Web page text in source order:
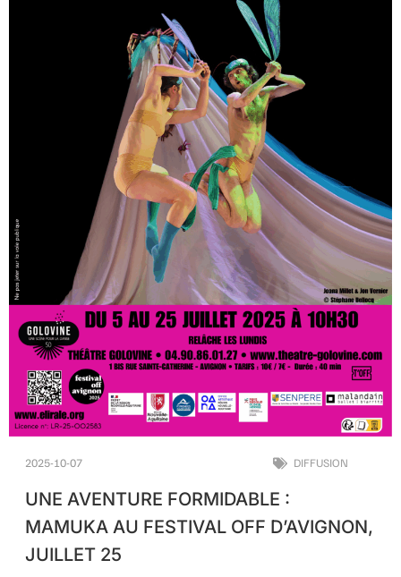
2025-10-07 DIFFUSION
UNE AVENTURE FORMIDABLE :
MAMUKA AU FESTIVAL OFF D’AVIGNON,
JUILLET 25